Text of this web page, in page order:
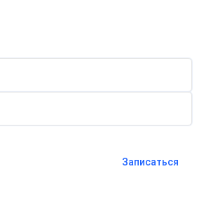
Записаться